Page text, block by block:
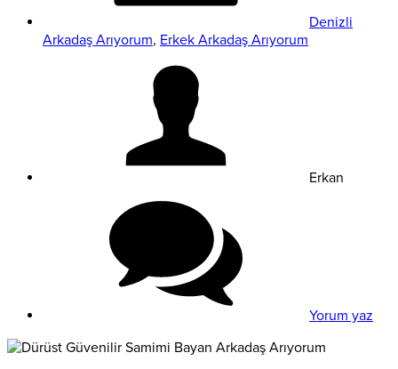
Denizli
Arkadaş Arıyorum, Erkek Arkadaş Arıyorum
Erkan
Yorum yaz